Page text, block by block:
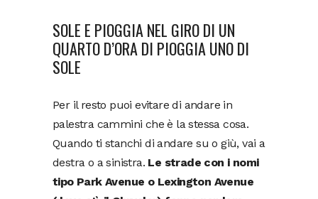
SOLE E PIOGGIA NEL GIRO DI UN
QUARTO D’ORA DI PIOGGIA UNO DI
SOLE
Per il resto puoi evitare di andare in
palestra cammini che è la stessa cosa.
Quando ti stanchi di andare su o giù, vai a
destra o a sinistra. Le strade con i nomi
tipo Park Avenue o Lexington Avenue